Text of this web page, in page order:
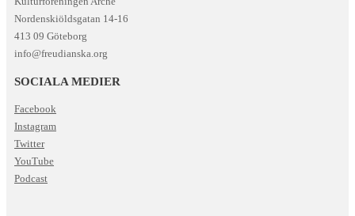
Nordenskiöldsgatan 14-16
413 09 Göteborg
info@freudianska.org
SOCIALA MEDIER
Facebook
Instagram
Twitter
YouTube
Podcast